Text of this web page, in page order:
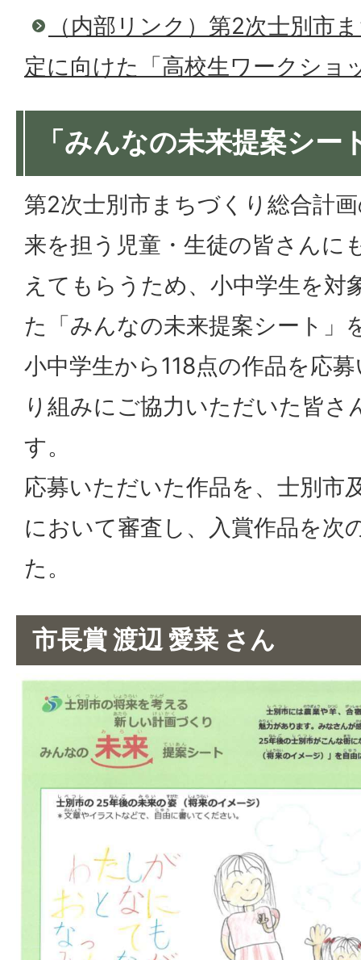
（内部リンク）第2次士別市
定に向けた「高校生ワークショ
「みんなの未来提案シー
第2次士別市まちづくり総合計
来を担う児童・生徒の皆さんに
えてもらうため、小中学生を対
た「みんなの未来提案シート」
小中学生から118点の作品を応
り組みにご協力いただいた皆さ
す。
応募いただいた作品を、士別市
において審査し、入賞作品を次
た。
市長賞 渡辺 愛菜 さん